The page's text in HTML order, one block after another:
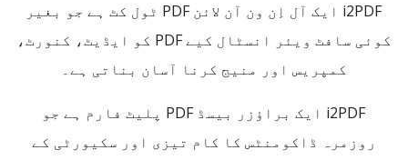
i2PDF ایک آل اِن ون آن لائن PDF ٹول کٹ ہے جو بغیر
کوئی سافٹ ویئر انسٹال کیے PDF کو ایڈیٹ، کنورٹ،
کمپریس اور منیج کرنا آسان بناتی ہے۔
i2PDF ایک براؤزر بیسڈ PDF پلیٹ فارم ہے جو
روزمرہ ڈاکومنٹس کا کام تیزی اور سکیورٹی کے